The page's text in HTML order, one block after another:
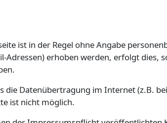
ist in der Regel ohne Angabe
Adressen) erhoben werden, erfolgt
die Datenübertragung im Internet (z.B.
ist nicht möglich.